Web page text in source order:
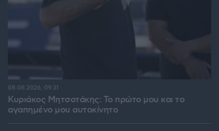
Κυριάκος Μητσοτάκης: Το πρώτο μου και το
αγαπημένο μου αυτοκίνητο
08.08.2026, 09:31